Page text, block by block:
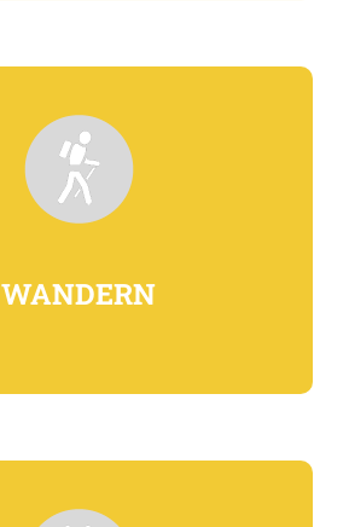
WANDERN